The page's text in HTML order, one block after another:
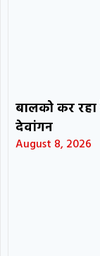
बालको कर
देवांगन
August 8, 2026